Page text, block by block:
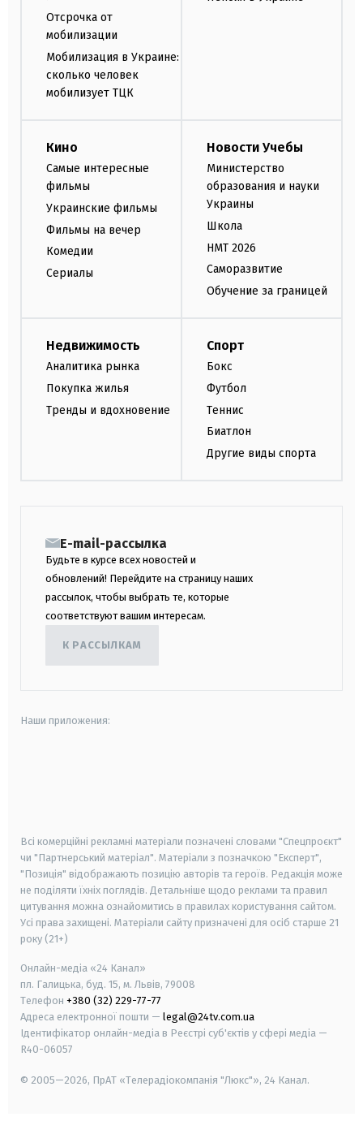
Отсрочка от
мобилизации
Мобилизация в Украине:
сколько человек
мобилизует ТЦК
Кино
Самые интересные
фильмы
Украинские фильмы
Фильмы на вечер
Комедии
Сериалы
Новости Учебы
Министерство
образования и науки
Украины
Школа
НМТ 2026
Саморазвитие
Обучение за границей
Недвижимость
Аналитика рынка
Покупка жилья
Тренды и вдохновение
Спорт
Бокс
Футбол
Теннис
Биатлон
Другие виды спорта
E-mail-рассылка
Будьте в курсе всех новостей и
обновлений! Перейдите на страницу наших
рассылок, чтобы выбрать те, которые
соответствуют вашим интересам.
К РАССЫЛКАМ
Наши приложения:
Всі комерційні рекламні матеріали позначені словами "Спецпроєкт"
чи "Партнерський матеріал". Матеріали з позначкою "Експерт",
"Позиція" відображають позицію авторів та героїв. Редакція може
не поділяти їхніх поглядів. Детальніше щодо реклами та правил
цитування можна ознайомитись в правилах користування сайтом.
Усі права захищені. Матеріали сайту призначені для осіб старше 21
року (21+)
Онлайн-медіа «24 Канал»
пл. Галицька, буд. 15, м. Львів, 79008
Телефон +380 (32) 229-77-77
Адреса електронної пошти — legal@24tv.com.ua
Ідентифікатор онлайн-медіа в Реєстрі суб'єктів у сфері медіа —
R40-06057
© 2005—2026, ПрАТ «Телерадіокомпанія "Люкс"», 24 Канал.